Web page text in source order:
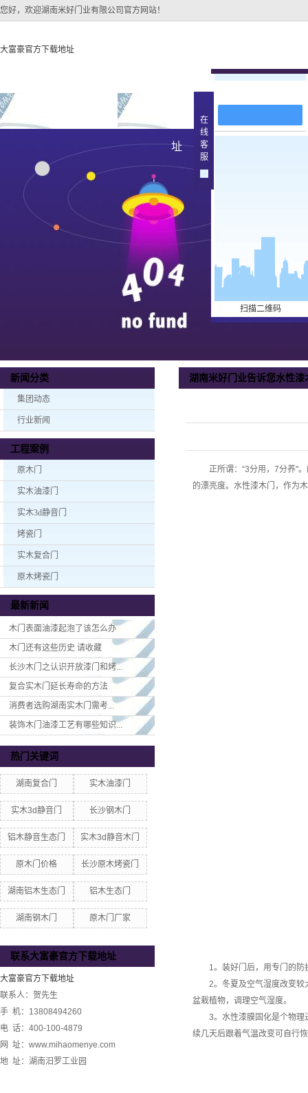
您好，欢迎湖南米好门业有限公司官方网站！
大富豪官方下载地址
关于大富豪官方下载地
址
大富豪官方下载地址的
简介
大富豪官方下载地址的
文化
组织架构
公司团队
荣誉资质
原木烤
新闻分类
集团动态
行业新闻
工程案例
原木门
实木油漆门
实木3d静音门
烤瓷门
实木复合门
原木烤瓷门
最新新闻
木门表面油漆起泡了该怎么办
木门还有这些历史 请收藏
长沙木门之认识开放漆门和烤...
复合实木门延长寿命的方法
消费者选购湖南实木门​需考...
装饰木门油漆工艺有哪些知识...
热门关键词
湖南复合门 实木油漆门
实木3d静音门 长沙钢木门
铝木静音生态门 实木3d静音木门
原木门价格 长沙原木烤瓷门
湖南铝木生态门 铝木生态门
湖南钢木门 原木门厂家
联系大富豪官方下载地址
大富豪官方下载地址
联系人：贺先生
手 机：13808494260
电 话：400-100-4879
网 址：www.mihaomenye.com
地 址：湖南汨罗工业园
湖南米好门业告诉您水性
正所谓：“3分用，7分养"。
的漂亮度。水性漆木门，作为
1。装好门后，用专门的防护
2。冬夏及空气湿度改变较大
盆栽植物，调理空气湿度。
3。水性漆膜固化是个物理进
续几天后跟着气温改变可自行
在
线
客
服
扫描二维码